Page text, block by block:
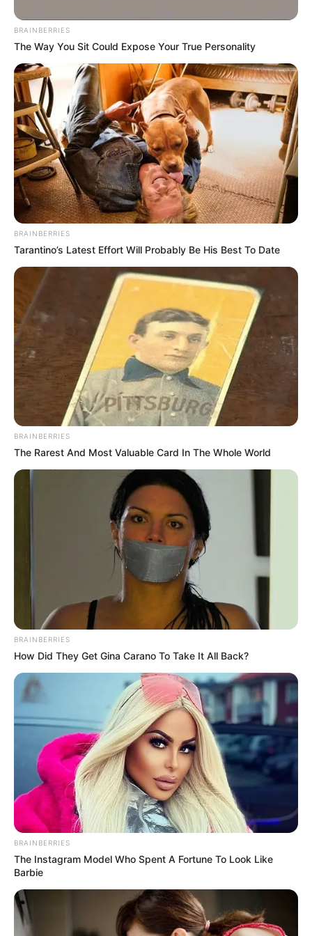
YOUTUBE ΕΓΓΡΑΦΕΊΤΕ
EMAIL ΑΚΟΛΟΥΘΉΣΤΕ
ΣΠΑΜΕ ΤΟ ΜΑΤΡΙΞ – ΤΟ ΒΙΒΛΙΟ
BRAINBERRIES
The Way You Sit Could Expose Your True Personality
BRAINBERRIES
Tarantino’s Latest Effort Will Probably Be His Best To Date
BRAINBERRIES
The Rarest And Most Valuable Card In The Whole World
BRAINBERRIES
How Did They Get Gina Carano To Take It All Back?
BRAINBERRIES
The Instagram Model Who Spent A Fortune To Look Like
Barbie